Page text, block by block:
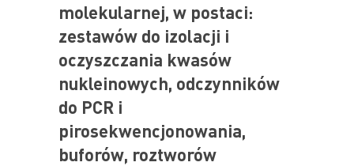
molekularnej, w postaci:
zestawów do izolacji i
oczyszczania kwasów
nukleinowych, odczynników
do PCR i
pirosekwencjonowania,
buforów, roztworów